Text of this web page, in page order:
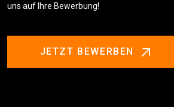
uns auf Ihre Bewerbung!
JETZT BEWERBEN